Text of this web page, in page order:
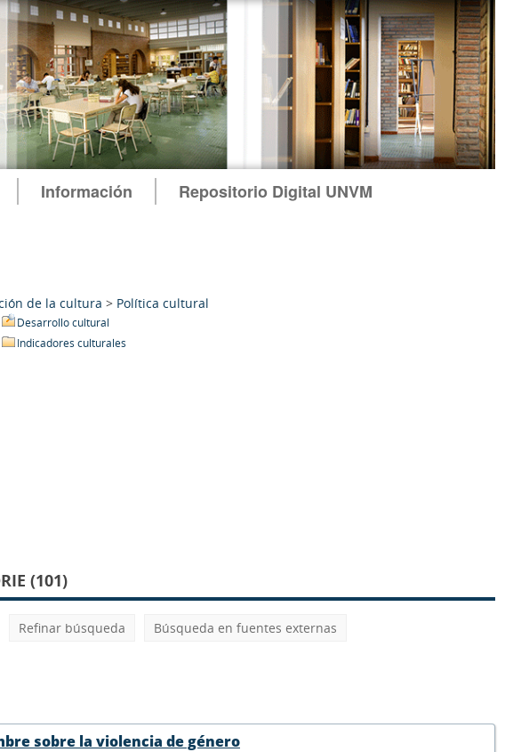
Información Repositorio Digital UNVM
de la cultura > Política cultural
Desarrollo cultural
Indicadores culturales
(101)
Refinar búsqueda Búsqueda en fuentes externas
sobre la violencia de género